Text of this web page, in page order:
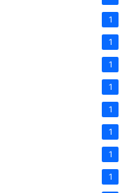
1
1
1
1
1
1
1
1